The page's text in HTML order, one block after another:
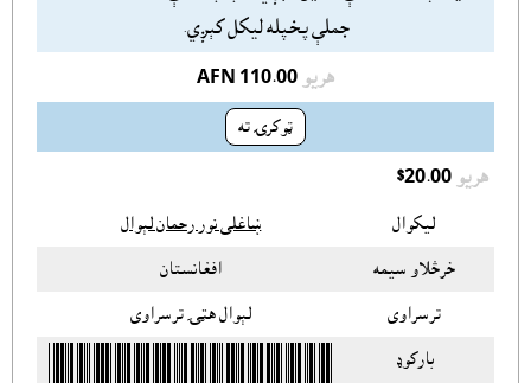
جملې پخپله ليکل کېږي.
AFN 110.00 هريو
ټوکرۍ ته
$20.00 هريو
ليکوال ښاغلى نور رحمان لېوال
خرڅلاو سيمه افغانستان
ترسراوى لېوال هټۍ ترسراوى
بارکوډ